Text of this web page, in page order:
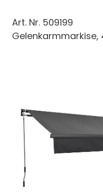
Art. Nr. 509199
Gelenkarmmarkise,